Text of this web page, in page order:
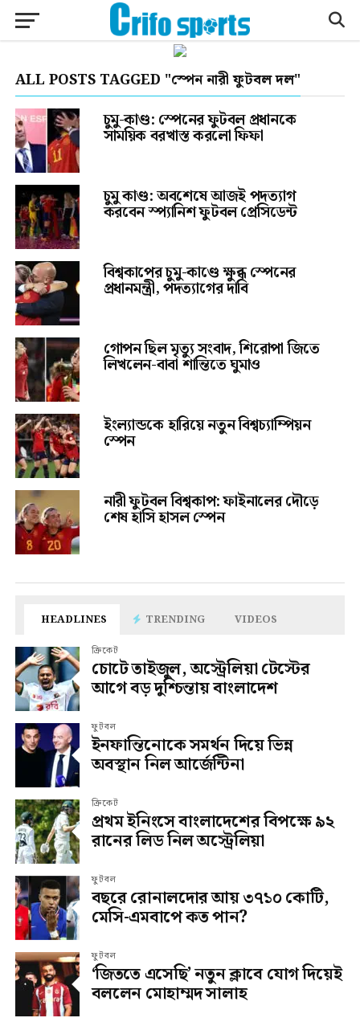
ALL POSTS TAGGED "স্পেন নারী ফুটবল দল"
চুমু-কাণ্ড: স্পেনের ফুটবল প্রধানকে
সাময়িক বরখাস্ত করলো ফিফা
চুমু কাণ্ড: অবশেষে আজই পদত্যাগ
করবেন স্প্যানিশ ফুটবল প্রেসিডেন্ট
বিশ্বকাপের চুমু-কাণ্ডে ক্ষুব্ধ স্পেনের
প্রধানমন্ত্রী, পদত্যাগের দাবি
গোপন ছিল মৃত্যু সংবাদ, শিরোপা জিতে
লিখলেন-বাবা শান্তিতে ঘুমাও
ইংল্যান্ডকে হারিয়ে নতুন বিশ্বচ্যাম্পিয়ন
স্পেন
নারী ফুটবল বিশ্বকাপ: ফাইনালের দৌড়ে
শেষ হাসি হাসল স্পেন
HEADLINES TRENDING VIDEOS
ক্রিকেট
চোটে তাইজুল, অস্ট্রেলিয়া টেস্টের
আগে বড় দুশ্চিন্তায় বাংলাদেশ
ফুটবল
ইনফান্তিনোকে সমর্থন দিয়ে ভিন্ন
অবস্থান নিল আর্জেন্টিনা
ক্রিকেট
প্রথম ইনিংসে বাংলাদেশের বিপক্ষে ৯২
রানের লিড নিল অস্ট্রেলিয়া
ফুটবল
বছরে রোনালদোর আয় ৩৭১০ কোটি,
মেসি-এমবাপে কত পান?
ফুটবল
‘জিততে এসেছি’ নতুন ক্লাবে যোগ দিয়েই
বললেন মোহাম্মদ সালাহ